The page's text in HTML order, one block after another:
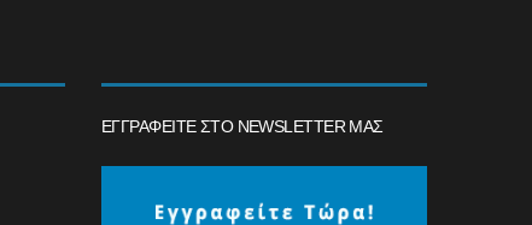
ΕΓΓΡΑΦΕΊΤΕ ΣΤΟ NEWSLETTER ΜΑΣ